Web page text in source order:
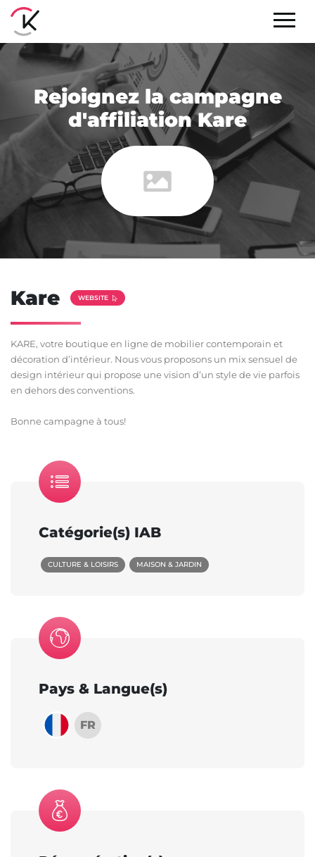
Rejoignez la campagne
d'affiliation Kare
Kare WEBSITE
KARE, votre boutique en ligne de mobilier contemporain et
décoration d’intérieur. Nous vous proposons un mix sensuel de
design intérieur qui propose une vision d’un style de vie parfois
en dehors des conventions.
Bonne campagne à tous!
Catégorie(s) IAB
CULTURE & LOISIRS MAISON & JARDIN
Pays & Langue(s)
FR